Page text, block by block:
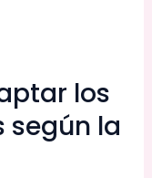
los
según la